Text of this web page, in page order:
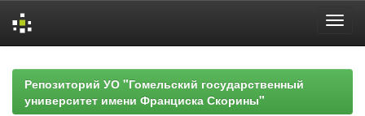
navigationРепозиторий УО "Гомельский государственный
университет имени Франциска Скорины"